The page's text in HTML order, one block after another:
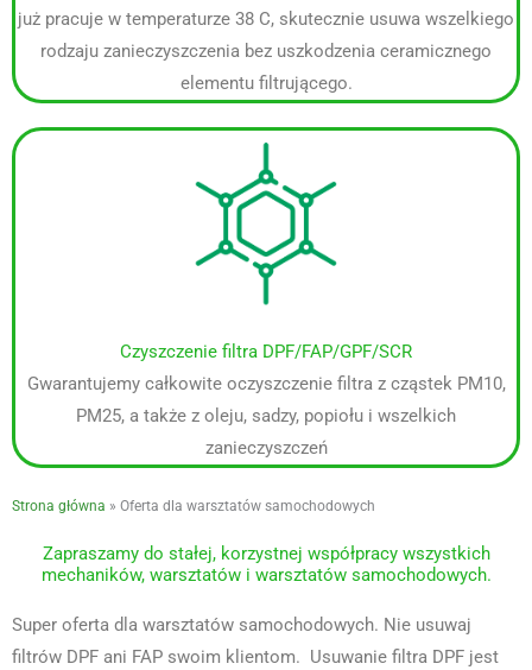
już pracuje w temperaturze 38 C, skutecznie usuwa wszelkiego
rodzaju zanieczyszczenia bez uszkodzenia ceramicznego
elementu filtrującego.
Czyszczenie filtra DPF/FAP/GPF/SCR
Gwarantujemy całkowite oczyszczenie filtra z cząstek PM10,
PM25, a także z oleju, sadzy, popiołu i wszelkich
zanieczyszczeń
Strona główna » Oferta dla warsztatów samochodowych
Zapraszamy do stałej, korzystnej współpracy wszystkich
mechaników, warsztatów i warsztatów samochodowych.
Super oferta dla warsztatów samochodowych. Nie usuwaj
filtrów DPF ani FAP swoim klientom. Usuwanie filtra DPF jest